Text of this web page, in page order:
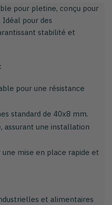
pour pletine, conçu pour
pour des
stabilité et
pour une résistance
standard de 40x8 mm.
assurant une installation
mise en place rapide et
et alimentaires